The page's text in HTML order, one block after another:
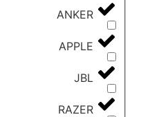
ANKER
APPLE
JBL
RAZER